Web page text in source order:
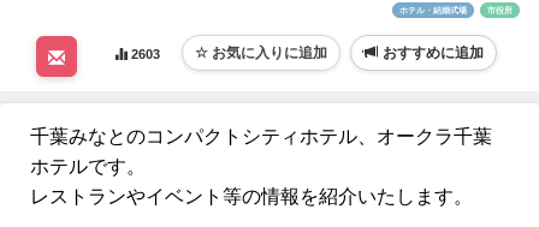
ホテル・結婚式場 市役所
2603 おすすめに追加
千葉みなとのコンパクトシティホテル、オークラ千葉
ホテルです。
レストランやイベント等の情報を紹介いたします。